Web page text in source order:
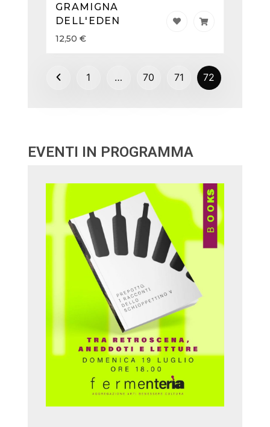
GRAMIGNA
DELL'EDEN
12,50 €
1 … 70 71 72
EVENTI IN PROGRAMMA